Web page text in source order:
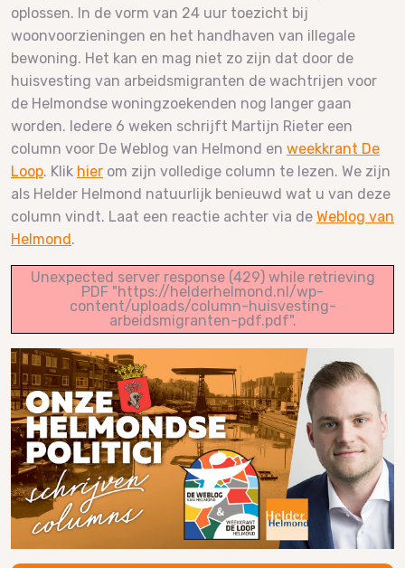
oplossen. In de vorm van 24 uur toezicht bij
woonvoorzieningen en het handhaven van illegale
bewoning. Het kan en mag niet zo zijn dat door de
huisvesting van arbeidsmigranten de wachtrijen voor
de Helmondse woningzoekenden nog langer gaan
worden. Iedere 6 weken schrijft Martijn Rieter een
column voor De Weblog van Helmond en weekkrant De
Loop. Klik hier om zijn volledige column te lezen. We zijn
als Helder Helmond natuurlijk benieuwd wat u van deze
column vindt. Laat een reactie achter via de Weblog van
Helmond.
Unexpected server response (429) while retrieving
PDF "https://helderhelmond.nl/wp-
content/uploads/column-huisvesting-
arbeidsmigranten-pdf.pdf".